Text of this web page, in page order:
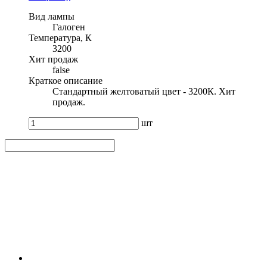
Вид лампы
Галоген
Температура, К
3200
Хит продаж
false
Краткое описание
Стандартный желтоватый цвет - 3200К. Хит
продаж.
шт